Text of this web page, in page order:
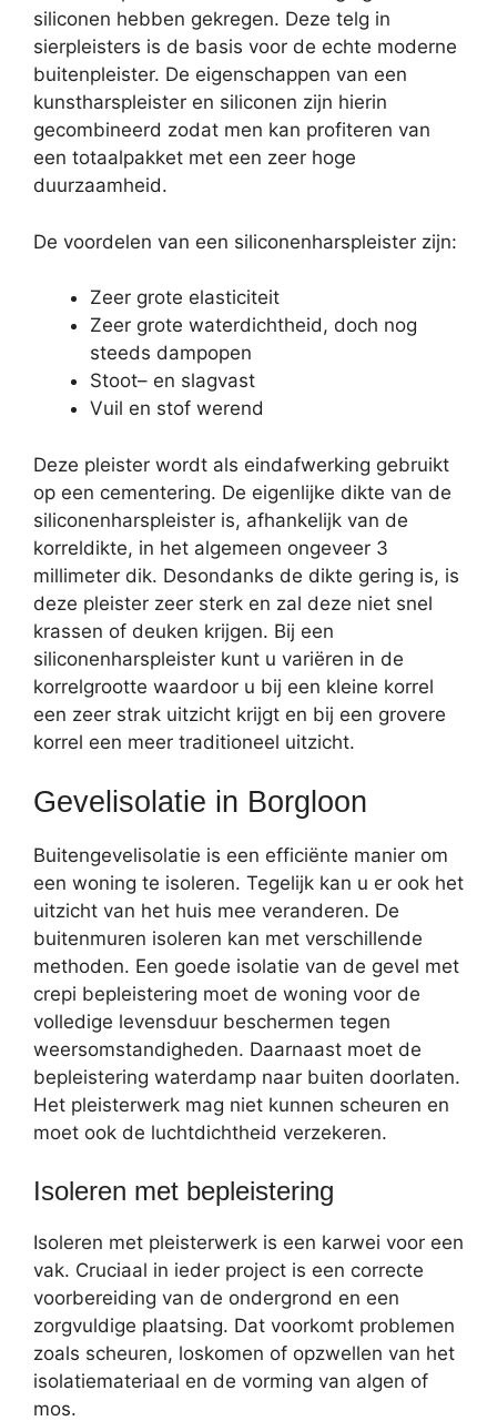
siliconen hebben gekregen. Deze telg in
sierpleisters is de basis voor de echte moderne
buitenpleister. De eigenschappen van een
kunstharspleister en siliconen zijn hierin
gecombineerd zodat men kan profiteren van
een totaalpakket met een zeer hoge
duurzaamheid.
De voordelen van een siliconenharspleister zijn:
Zeer grote elasticiteit
Zeer grote waterdichtheid, doch nog
steeds dampopen
Stoot– en slagvast
Vuil en stof werend
Deze pleister wordt als eindafwerking gebruikt
op een cementering. De eigenlijke dikte van de
siliconenharspleister is, afhankelijk van de
korreldikte, in het algemeen ongeveer 3
millimeter dik. Desondanks de dikte gering is, is
deze pleister zeer sterk en zal deze niet snel
krassen of deuken krijgen. Bij een
siliconenharspleister kunt u variëren in de
korrelgrootte waardoor u bij een kleine korrel
een zeer strak uitzicht krijgt en bij een grovere
korrel een meer traditioneel uitzicht.
Gevelisolatie in Borgloon
Buitengevelisolatie is een efficiënte manier om
een woning te isoleren. Tegelijk kan u er ook het
uitzicht van het huis mee veranderen. De
buitenmuren isoleren kan met verschillende
methoden. Een goede isolatie van de gevel met
crepi bepleistering moet de woning voor de
volledige levensduur beschermen tegen
weersomstandigheden. Daarnaast moet de
bepleistering waterdamp naar buiten doorlaten.
Het pleisterwerk mag niet kunnen scheuren en
moet ook de luchtdichtheid verzekeren.
Isoleren met bepleistering
Isoleren met pleisterwerk is een karwei voor een
vak. Cruciaal in ieder project is een correcte
voorbereiding van de ondergrond en een
zorgvuldige plaatsing. Dat voorkomt problemen
zoals scheuren, loskomen of opzwellen van het
isolatiemateriaal en de vorming van algen of
mos.